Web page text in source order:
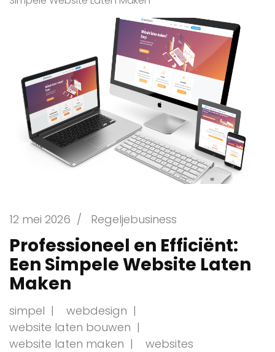
12 mei 2026 / Regeljebusiness
Professioneel en Efficiënt:
Een Simpele Website Laten
Maken
simpel
webdesign
website laten bouwen
website laten maken
websites